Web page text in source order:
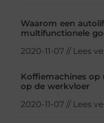
Waarom een
multifunctionele
2020-11-07 // Lees
Koffiemachines
op de werkvloer
2020-11-07 // Lees